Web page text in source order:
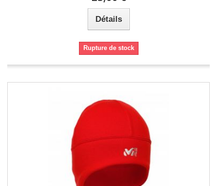
Détails
Rupture de stock